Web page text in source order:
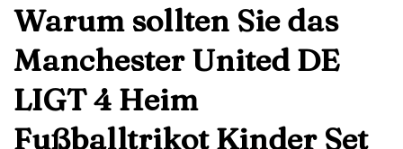
Warum sollten Sie das
Manchester United DE
LIGT 4 Heim
Fußballtrikot Kinder Set